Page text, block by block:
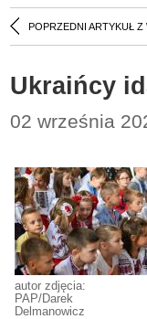
POPRZEDNI ARTYKUŁ Z
Ukraińcy
02 września
autor zdjęcia:
PAP/Darek
Delmanowicz